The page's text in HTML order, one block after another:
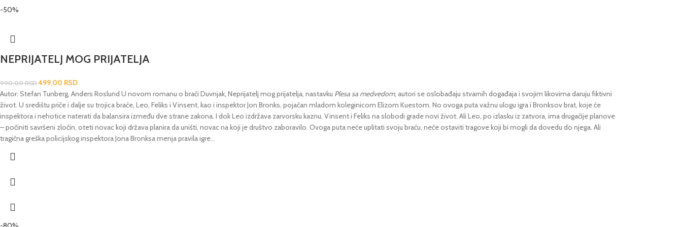
-50%
NEPRIJATELJ MOG PRIJATELJA
990,00RSD 499,00 RSD
Autor: Stefan Tunberg, Anders Roslund U novom romanu o braći Duvnjak, Neprijatelj mog prijatelja, nastavku Plesa sa medvedom, autori se oslobađaju stvarnih događaja i svojim likovima daruju fiktivni
život. U središtu priče i dalje su trojica braće, Leo, Feliks i Vinsent, kao i inspektor Jon Bronks, pojačan mladom koleginicom Elizom Kuestom. No ovoga puta važnu ulogu igra i Bronksov brat, koje će
inspektora i nehotice naterati da balansira između dve strane zakona. I dok Leo izdržava zarvorsku kaznu, Vinsent i Feliks na slobodi grade novi život. Ali Leo, po izlasku iz zatvora, ima drugačije planove
– počiniti savršeni zločin, oteti novac koji država planira da uništi, novac na koji je društvo zaboravilo. Ovoga puta neće uplitati svoju braću, neće ostaviti tragove koji bi mogli da dovedu do njega. Ali
tragična greška policijskog inspektora Jona Bronksa menja pravila igre...